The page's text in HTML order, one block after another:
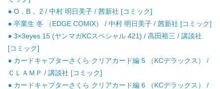
● O．B． 2 / 中村 明日美子 / 茜新社 [コミック]
● 卒業生 冬 （EDGE COMIX） / 中村 明日美子 / 茜新社 [コミック]
● 3×3eyes 15 (ヤンマガKCスペシャル 421) / 高田裕三 / 講談社
[コミック]
● カードキャプターさくら クリアカード編 5 （KCデラックス） /
ＣＬＡＭＰ / 講談社 [コミック]
● カードキャプターさくら クリアカード編 6 （KCデラックス） /